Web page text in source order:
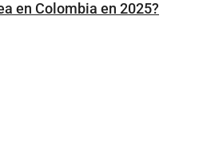
en Colombia en 2025?